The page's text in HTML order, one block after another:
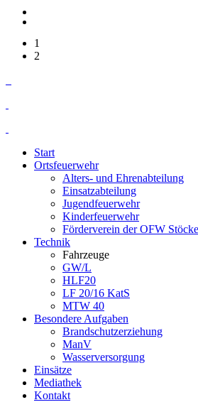
1
2
Start
Ortsfeuerwehr
Alters- und Ehrenabteilung
Einsatzabteilung
Jugendfeuerwehr
Kinderfeuerwehr
Förderverein der OFW
Technik
Fahrzeuge
GW/L
HLF20
LF 20/16 KatS
MTW 40
Besondere Aufgaben
Brandschutzerziehung
ManV
Wasserversorgung
Einsätze
Mediathek
Kontakt